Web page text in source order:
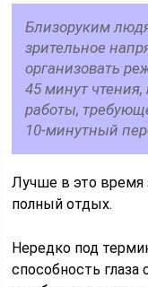
Близоруким
зрительное
организовать
45 минут
работы,
10-минутный
Лучше в это время
полный отдых.
Нередко под
способность глаза